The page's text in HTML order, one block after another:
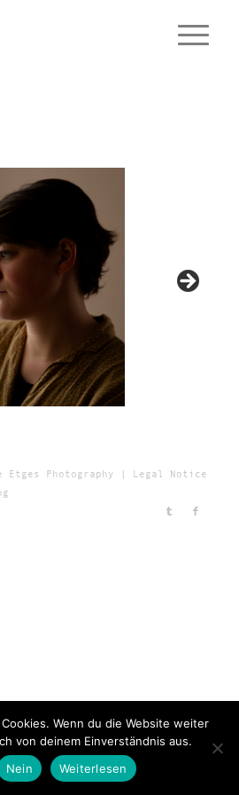
Etges Photography |
Legal Notice
Wenn du die Website weiter
von deinem Einverständnis aus.
Nein Weiterlesen